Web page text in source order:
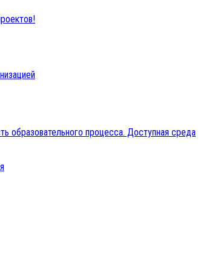
образовательного процесса. Доступная среда